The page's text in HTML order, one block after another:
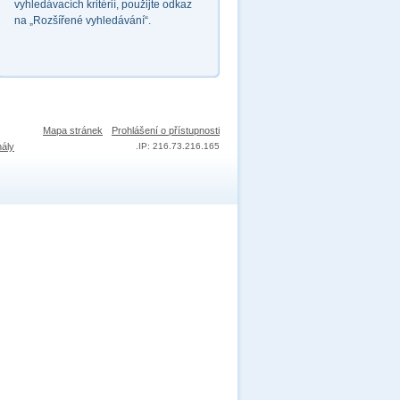
vyhledávacích kritérií, použijte odkaz
na „Rozšířené vyhledávání“.
Mapa stránek Prohlášení o přístupnosti
IP: 216.73.216.165